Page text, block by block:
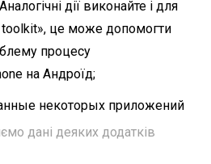
дії виконайте і для
toolkit», це може допомогти
процесу
на Андроїд;
дані деяких додатків